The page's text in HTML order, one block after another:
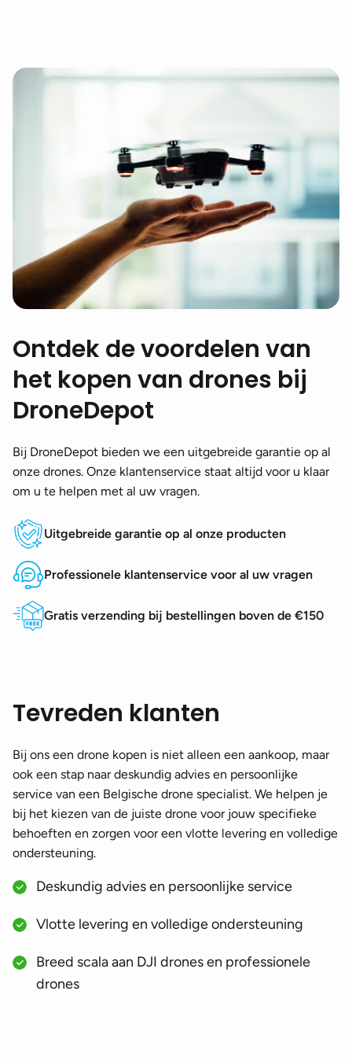
Ontdek de voordelen van
het kopen van drones bij
DroneDepot
Bij DroneDepot bieden we een uitgebreide garantie op al
onze drones. Onze klantenservice staat altijd voor u klaar
om u te helpen met al uw vragen.
Uitgebreide garantie op al onze producten
Professionele klantenservice voor al uw vragen
Gratis verzending bij bestellingen boven de €150
Tevreden klanten
Bij ons een drone kopen is niet alleen een aankoop, maar
ook een stap naar deskundig advies en persoonlijke
service van een Belgische drone specialist. We helpen je
bij het kiezen van de juiste drone voor jouw specifieke
behoeften en zorgen voor een vlotte levering en volledige
ondersteuning.
Deskundig advies en persoonlijke service
Vlotte levering en volledige ondersteuning
Breed scala aan DJI drones en professionele
drones